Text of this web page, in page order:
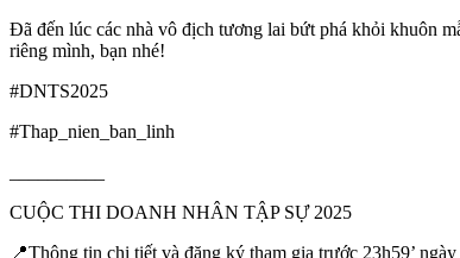
Đã đến lúc các nhà vô địch tương lai bứt phá khỏi khuôn
riêng mình, bạn nhé!
#DNTS2025
#Thap_nien_ban_linh
CUỘC THI DOANH NHÂN TẬP SỰ 2025
📍Thông tin chi tiết và đăng ký tham gia trước 23h59’